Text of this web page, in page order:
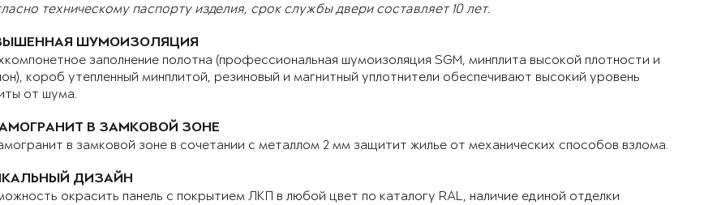
техническому паспорту изделия, срок службы двери составляет 10 лет.
ШУМОИЗОЛЯЦИЯ
заполнение полотна (профессиональная шумоизоляция SGM, минплита высокой плотности и
короб утепленный минплитой, резиновый и магнитный уплотнители обеспечивают высокий уровень
от шума.
В ЗАМКОВОЙ ЗОНЕ
в замковой зоне в сочетании с металлом 2 мм защитит жилье от механических способов взлома.
ДИЗАЙН
окрасить панель с покрытием ЛКП в любой цвет по каталогу RAL, наличие единой отделки